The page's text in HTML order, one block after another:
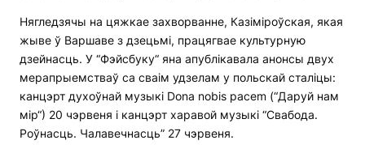
Нягледзячы на цяжкае захворванне, Казіміроўская, якая
жыве ў Варшаве з дзецьмі, працягвае культурную
дзейнасць. У “Фэйсбуку“ яна апублікавала анонсы двух
мерапрыемстваў са сваім удзелам у польскай сталіцы:
канцэрт духоўнай музыкі Dona nobis pacem (“Даруй нам
мір“) 20 чэрвеня і канцэрт харавой музыкі “Свабода.
Роўнасць. Чалавечнасць” 27 чэрвеня.